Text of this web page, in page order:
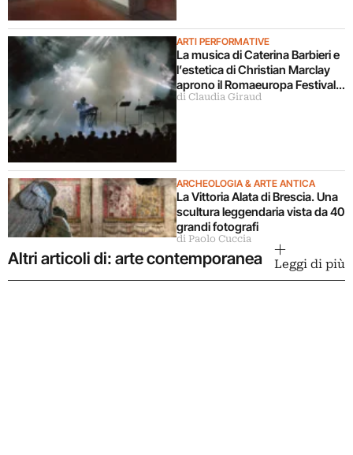
ARTI PERFORMATIVE
La musica di Caterina Barbieri e
l’estetica di Christian Marclay
aprono il Romaeuropa Festival
2026
di Claudia Giraud
ARCHEOLOGIA & ARTE ANTICA
La Vittoria Alata di Brescia. Una
scultura leggendaria vista da 40
grandi fotografi
di Paolo Cuccia
Altri articoli di: arte contemporanea Leggi di più